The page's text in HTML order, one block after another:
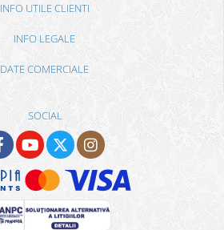
INFO UTILE CLIENTI
INFO LEGALE
DATE COMERCIALE
SOCIAL